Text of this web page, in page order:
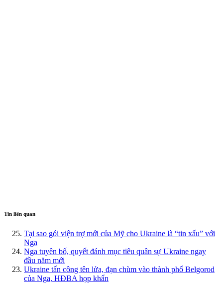
Tin liên quan
Tại sao gói viện trợ mới của Mỹ cho Ukraine là “tin xấu” với
Nga
Nga tuyên bố, quyết đánh mục tiêu quân sự Ukraine ngay
đầu năm mới
Ukraine tấn công tên lửa, đạn chùm vào thành phố Belgorod
của Nga, HĐBA họp khẩn